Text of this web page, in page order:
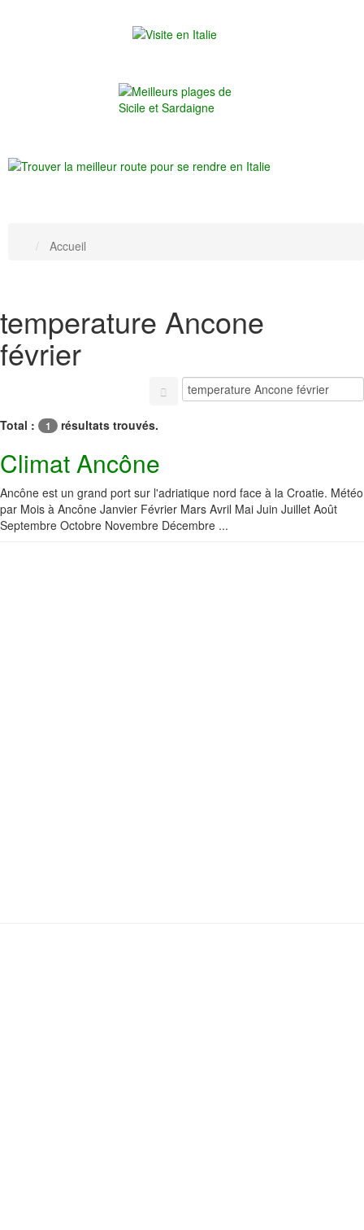
Accueil
temperature Ancone
février
Total : 1 résultats trouvés.
Climat Ancône
Ancône est un grand port sur l'adriatique nord face à la Croatie. Météo
par Mois à Ancône Janvier Février Mars Avril Mai Juin Juillet Août
Septembre Octobre Novembre Décembre ...